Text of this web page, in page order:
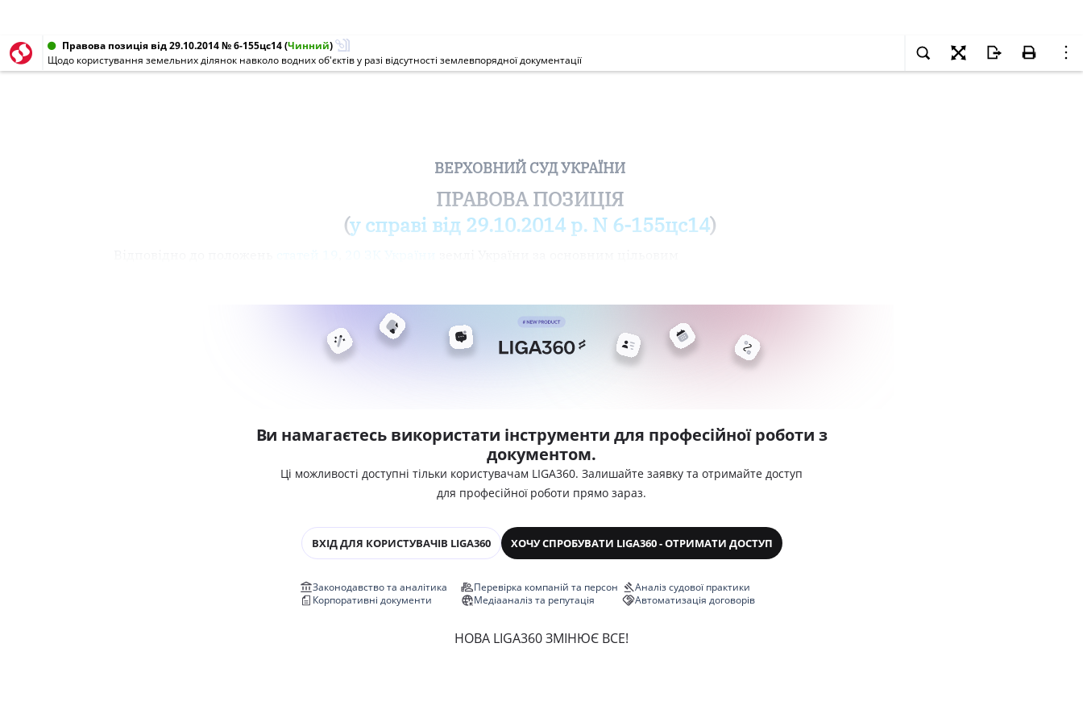
Правова позиція від 29.10.2014 № 6-155цс14(Чинний)
Щодо користування земельних ділянок навколо водних об'єктів у разі відсутності землевпорядної документації
ВЕРХОВНИЙ СУД УКРАЇНИ
ПРАВОВА ПОЗИЦІЯ
(у справі від 29.10.2014 р. N 6-155цс14)
Ви намагаєтесь використати інструменти для професійної роботи з
документом.
Ці можливості доступні тільки користувачам LIGA360. Залишайте заявку та отримайте доступ
для професійної роботи прямо зараз.
ВХІД ДЛЯ КОРИСТУВАЧІВ LIGA360 ХОЧУ СПРОБУВАТИ LIGA360 - ОТРИМАТИ ДОСТУП
Законодавство та аналітика
Корпоративні документи
Перевірка компаній та персон
Медіааналіз та репутація
Аналіз судової практики
Автоматизація договорів
НОВА LIGA360 ЗМІНЮЄ ВСЕ!